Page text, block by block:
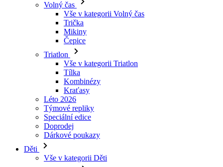
Volný čas
Vše v kategorii Volný čas
Trička
Mikiny
Čepice
Triatlon
Vše v kategorii Triatlon
Tílka
Kombinézy
Kraťasy
Léto 2026
Týmové repliky
Speciální edice
Doprodej
Dárkové poukazy
Děti
Vše v kategorii Děti